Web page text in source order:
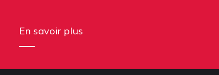
En savoir plus